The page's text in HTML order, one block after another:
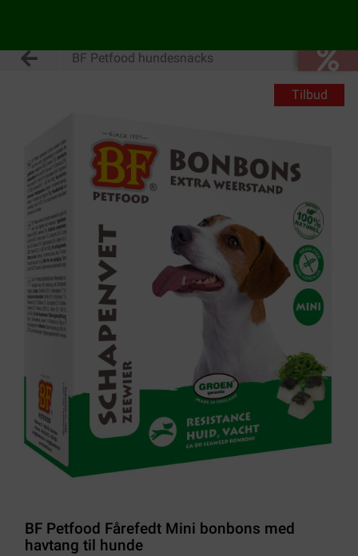
BF Petfood hundesnacks
Tilbud
BF Petfood Fårefedt Mini bonbons med
havtang til hunde